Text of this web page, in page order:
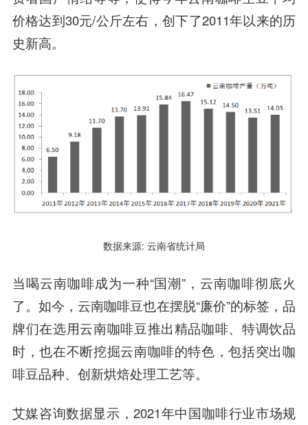
价格达到30元/公斤左右，创下了2011年以来的历
史新高。
数据来源: 云南省统计局
当喝云南咖啡成为一种“国潮”，云南咖啡彻底火
了。如今，云南咖啡豆也在摆脱“廉价”的标签，品
牌们在选用云南咖啡豆推出精品咖啡、特调饮品
时，也在不断挖掘云南咖啡的特色，包括突出咖
啡豆品种、创新烘焙处理工艺等。
艾媒咨询数据显示，2021年中国咖啡行业市场规